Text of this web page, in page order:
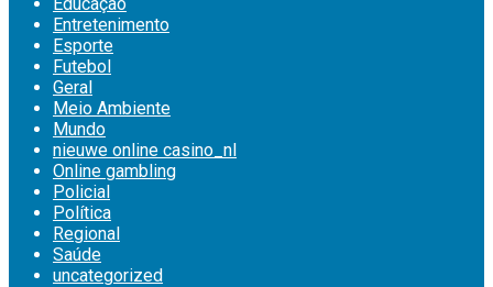
Entretenimento
Esporte
Futebol
Geral
Meio Ambiente
Mundo
nieuwe online casino_nl
Online gambling
Policial
Política
Regional
Saúde
uncategorized